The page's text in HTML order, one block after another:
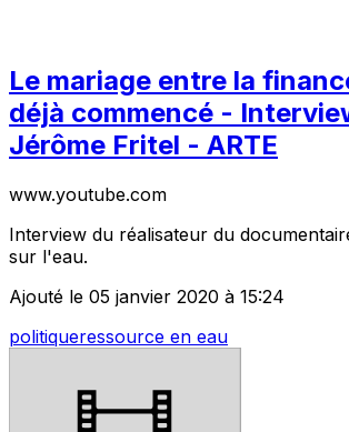
Le mariage entre la
déjà commencé -
Jérôme Fritel - ARTE
www.youtube.com
Interview du réalisateur du
sur l'eau.
Ajouté le 05 janvier 2020 à 15:24
politiqueressource en eau